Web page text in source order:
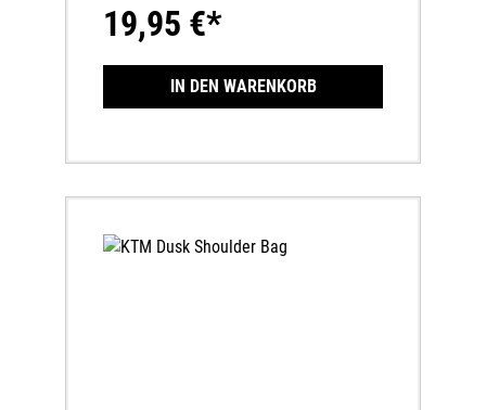
19,95 €*
IN DEN WARENKORB